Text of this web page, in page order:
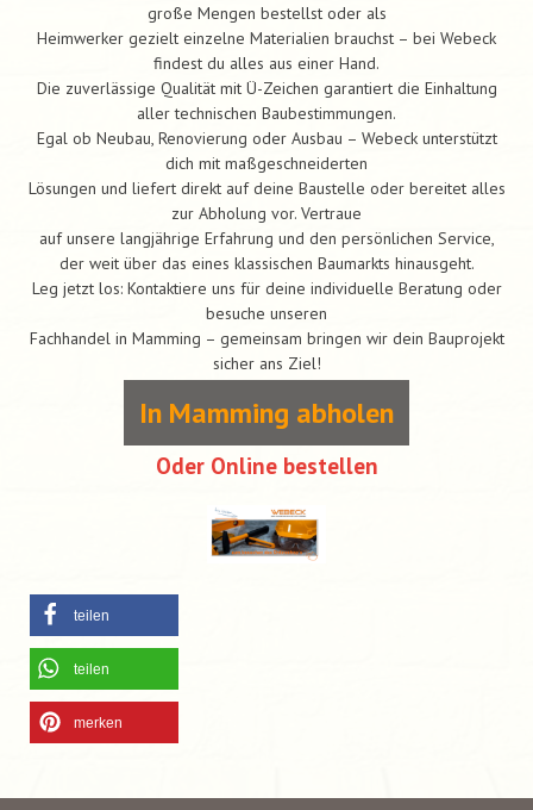
große Mengen bestellst oder als
Heimwerker gezielt einzelne Materialien brauchst – bei Webeck
findest du alles aus einer Hand.
Die zuverlässige Qualität mit Ü-Zeichen garantiert die Einhaltung
aller technischen Baubestimmungen.
Egal ob Neubau, Renovierung oder Ausbau – Webeck unterstützt
dich mit maßgeschneiderten
Lösungen und liefert direkt auf deine Baustelle oder bereitet alles
zur Abholung vor. Vertraue
auf unsere langjährige Erfahrung und den persönlichen Service,
der weit über das eines klassischen Baumarkts hinausgeht.
Leg jetzt los: Kontaktiere uns für deine individuelle Beratung oder
besuche unseren
Fachhandel in Mamming – gemeinsam bringen wir dein Bauprojekt
sicher ans Ziel!
In Mamming abholen
Oder Online bestellen
teilen
teilen
merken